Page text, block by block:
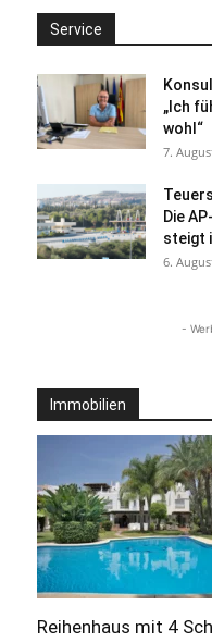
Service
„Ich
wohl“
7.
Die
steigt
6.
-
Immobilien
Reihenhaus mit 4